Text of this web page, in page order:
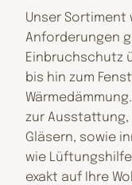
Unser Sortiment
Anforderungen
Einbruchschutz
bis hin zum
zur Ausstattung,
Gläsern, sowie
wie
exakt auf Ihre